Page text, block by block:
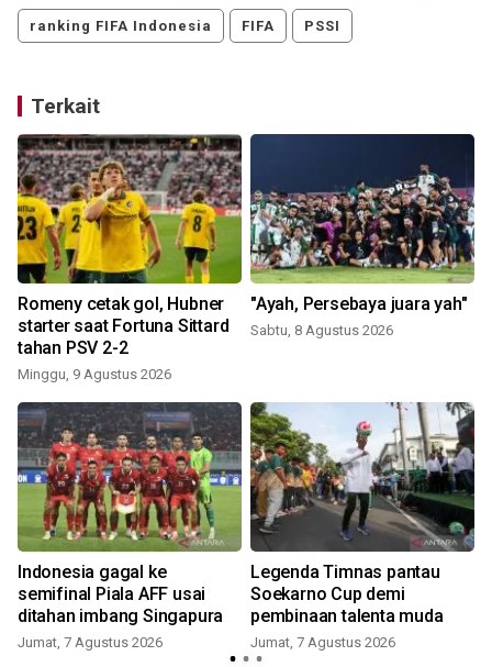
ranking FIFA Indonesia FIFA PSSI
Terkait
Romeny cetak gol, Hubner
starter saat Fortuna Sittard
tahan PSV 2-2
Minggu, 9 Agustus 2026
"Ayah, Persebaya juara yah"
Sabtu, 8 Agustus 2026
Indonesia gagal ke
semifinal Piala AFF usai
ditahan imbang Singapura
Jumat, 7 Agustus 2026
Legenda Timnas pantau
Soekarno Cup demi
pembinaan talenta muda
Jumat, 7 Agustus 2026